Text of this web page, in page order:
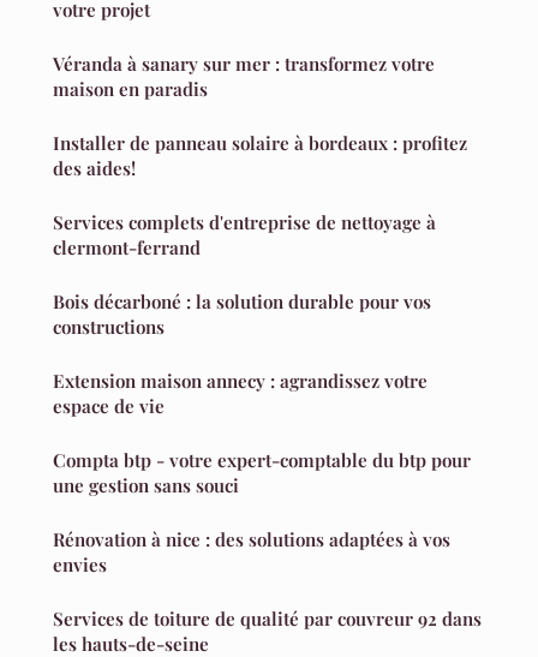
votre projet
Véranda à sanary sur mer : transformez votre
maison en paradis
Installer de panneau solaire à bordeaux : profitez
des aides!
Services complets d'entreprise de nettoyage à
clermont-ferrand
Bois décarboné : la solution durable pour vos
constructions
Extension maison annecy : agrandissez votre
espace de vie
Compta btp - votre expert-comptable du btp pour
une gestion sans souci
Rénovation à nice : des solutions adaptées à vos
envies
Services de toiture de qualité par couvreur 92 dans
les hauts-de-seine